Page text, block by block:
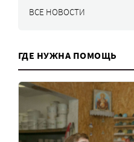
ВСЕ НОВОСТИ
ГДЕ НУЖНА ПОМОЩЬ